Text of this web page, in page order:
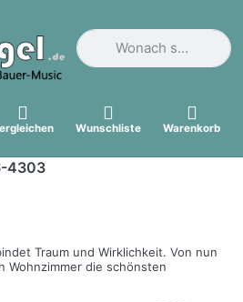
Geben Sie einen
Wunschliste Warenkorb
4303
Traum und Wirklichkeit. Von nun
Wohnzimmer die schönsten